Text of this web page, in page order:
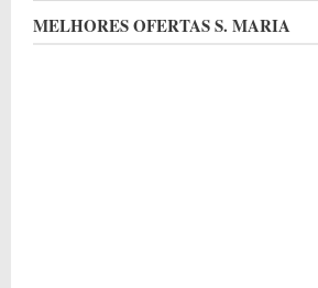
MELHORES OFERTAS S. MARIA